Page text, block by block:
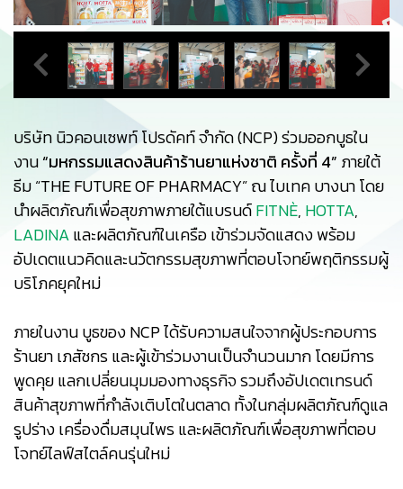
บริษัท นิวคอนเซพท์ โปรดัคท์ จำกัด (NCP) ร่วมออกบูธใน
งาน“มหกรรมแสดงสินค้าร้านยาแห่งชาติ ครั้งที่ 4” ภายใต้
ธีม “THE FUTURE OF PHARMACY” ณ ไบเทค บางนา โดย
นำผลิตภัณฑ์เพื่อสุขภาพภายใต้แบรนด์FITNÈ, HOTTA,
LADINAและผลิตภัณฑ์ในเครือ เข้าร่วมจัดแสดง พร้อม
อัปเดตแนวคิดและนวัตกรรมสุขภาพที่ตอบโจทย์พฤติกรรมผู้
บริโภคยุคใหม่
ภายในงาน บูธของ NCP ได้รับความสนใจจากผู้ประกอบการ
ร้านยา เภสัชกร และผู้เข้าร่วมงานเป็นจำนวนมาก โดยมีการ
พูดคุย แลกเปลี่ยนมุมมองทางธุรกิจ รวมถึงอัปเดตเทรนด์
สินค้าสุขภาพที่กำลังเติบโตในตลาด ทั้งในกลุ่มผลิตภัณฑ์ดูแล
รูปร่าง เครื่องดื่มสมุนไพร และผลิตภัณฑ์เพื่อสุขภาพที่ตอบ
โจทย์ไลฟ์สไตล์คนรุ่นใหม่